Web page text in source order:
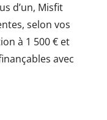
d’un, Misfit
selon vos
à 1 500 € et
avec